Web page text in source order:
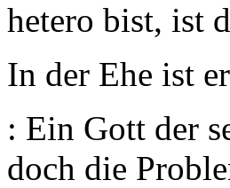
hetero bist, ist
In der Ehe ist
: Ein Gott der
doch die